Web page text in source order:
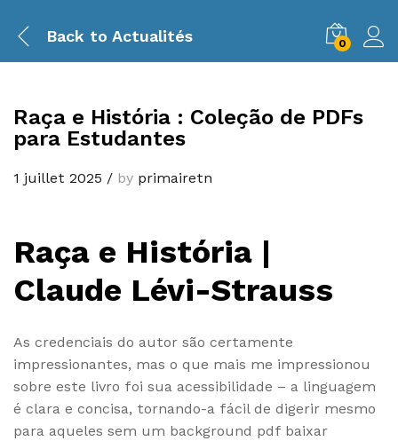
Back to Actualités 0
Raça e História : Coleção de PDFs
para Estudantes
1 juillet 2025 / by primairetn
Raça e História |
Claude Lévi-Strauss
As credenciais do autor são certamente
impressionantes, mas o que mais me impressionou
sobre este livro foi sua acessibilidade – a linguagem
é clara e concisa, tornando-a fácil de digerir mesmo
para aqueles sem um background pdf baixar